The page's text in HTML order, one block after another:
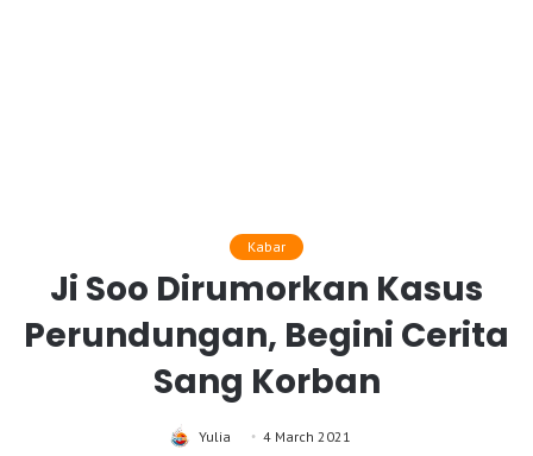
Kabar
Ji Soo Dirumorkan Kasus
Perundungan, Begini Cerita
Sang Korban
Yulia 4 March 2021